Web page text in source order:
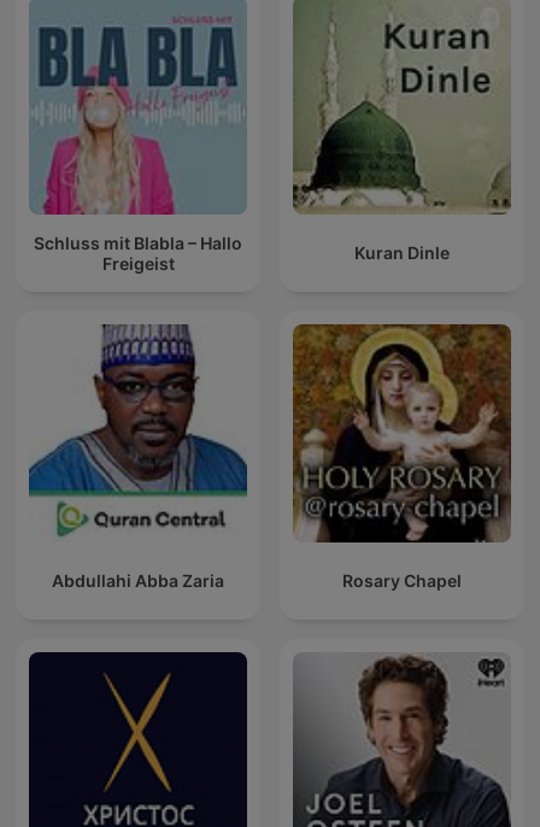
Schluss mit Blabla – Hallo
Freigeist
Kuran Dinle
Abdullahi Abba Zaria Rosary Chapel